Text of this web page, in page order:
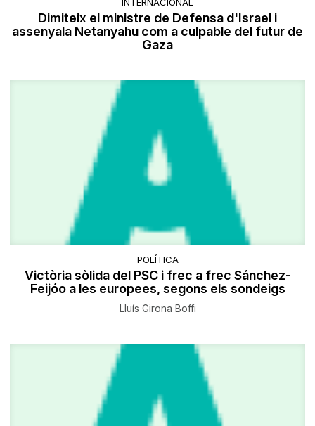
Dimiteix el ministre de Defensa d'Israel i
assenyala Netanyahu com a culpable del futur de
Gaza
POLÍTICA
Victòria sòlida del PSC i frec a frec Sánchez-
Feijóo a les europees, segons els sondeigs
Lluís Girona Boffi